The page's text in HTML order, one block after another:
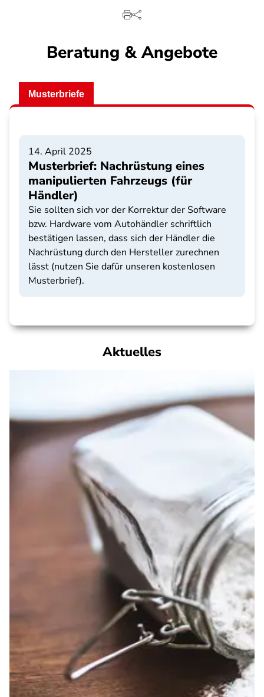
Beratung & Angebote
Musterbriefe
14. April 2025
Musterbrief: Nachrüstung eines
manipulierten Fahrzeugs (für
Händler)
Sie sollten sich vor der Korrektur der Software
bzw. Hardware vom Autohändler schriftlich
bestätigen lassen, dass sich der Händler die
Nachrüstung durch den Hersteller zurechnen
lässt (nutzen Sie dafür unseren kostenlosen
Musterbrief).
Aktuelles